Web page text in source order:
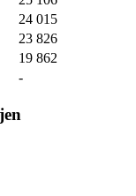
24 015
23 826
19 862
-